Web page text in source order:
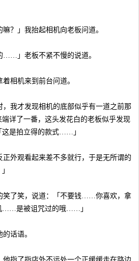
？」我抬起相机向老板问道。
」老板不紧不慢的说道。
相机来到前台问道。
我才发现相机的底部似乎有一道之前那
详了一番，这头发花白的老板似乎发现
这是拍立得的款式……」
外观看起来差不多就行，于是无所谓的
了笑，说道：「不要钱……你喜欢，拿
……是被诅咒过的哦……」
话语。